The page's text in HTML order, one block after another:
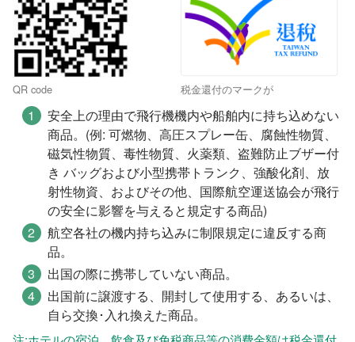
QR code 税金還付のマークが
安全上の理由で飛行機機内や船舶内に持ち込めない
商品。(例: 可燃物、高圧スプレー缶、腐蝕性物質、
磁気性物質、毒性物質、火薬類、盗難防止ブザー付
き バッグおよび小型携帯トランク、強酸化剤、放
射性物資、およびその他、国際航空運送協会が飛行
の安全に影響を与えると規定する商品)
航空各社の機内持ち込みに制限規定に違反する商
品。
出国の際に携帯していない商品。
出国前に譲渡する、開封して使用する、あるいは、
自ら交換･入れ換えた商品。